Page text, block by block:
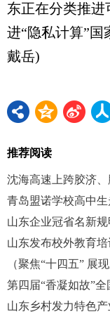
东正在分类推
进“隐私计算”
戴岳)
推荐阅读
沈海高速上跨胶济
青岛盟诺学校高中
山东企业冠省名新
山东发布校外教育
山东乡村发力特色